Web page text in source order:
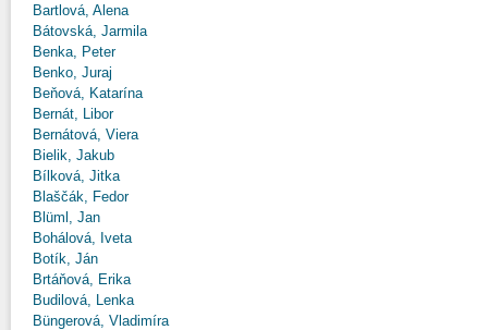
Bartlová, Alena
Bátovská, Jarmila
Benka, Peter
Benko, Juraj
Beňová, Katarína
Bernát, Libor
Bernátová, Viera
Bielik, Jakub
Bílková, Jitka
Blaščák, Fedor
Blüml, Jan
Bohálová, Iveta
Botík, Ján
Brtáňová, Erika
Budilová, Lenka
Büngerová, Vladimíra